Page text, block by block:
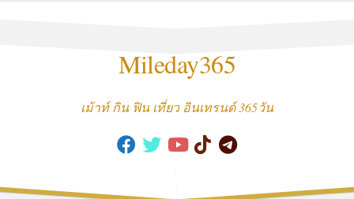
Mileday365
เม้าท์ กิน ฟิน เที่ยว อินเทรนด์ 365วัน